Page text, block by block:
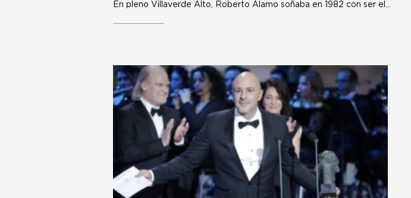
En pleno Villaverde Alto, Roberto Álamo soñaba en 1982 con ser el…